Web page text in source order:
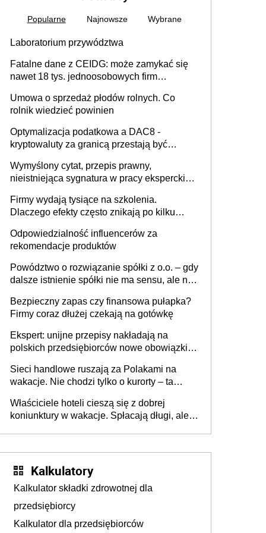
Popularne Najnowsze Wybrane
Laboratorium przywództwa
Fatalne dane z CEIDG: może zamykać się
nawet 18 tys. jednoosobowych firm
Umowa o sprzedaż płodów rolnych. Co
rolnik wiedzieć powinien
Optymalizacja podatkowa a DAC8 -
kryptowaluty za granicą przestają być
Wymyślony cytat, przepis prawny,
nieistniejąca sygnatura w pracy eksperckiej -
firmie
Firmy wydają tysiące na szkolenia.
Dlaczego efekty często znikają po kilku
Odpowiedzialność influencerów za
rekomendacje produktów
Powództwo o rozwiązanie spółki z o.o. – gdy
dalsze istnienie spółki nie ma sensu, ale nie
Bezpieczny zapas czy finansowa pułapka?
Firmy coraz dłużej czekają na gotówkę
Ekspert: unijne przepisy nakładają na
polskich przedsiębiorców nowe obowiązki w
Sieci handlowe ruszają za Polakami na
wakacje. Nie chodzi tylko o kurorty – ta
tam, gdzie wielu spędzi urlop po cichu
Właściciele hoteli cieszą się z dobrej
koniunktury w wakacje. Spłacają długi, ale
Kalkulatory
Kalkulator składki zdrowotnej dla
przedsiębiorcy
Kalkulator dla przedsiębiorców